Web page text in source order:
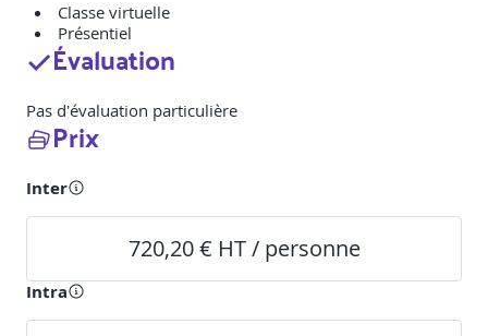
Classe virtuelle
Présentiel
Évaluation
Pas d'évaluation particulière
Prix
Inter
720,20 € HT / personne
Intra